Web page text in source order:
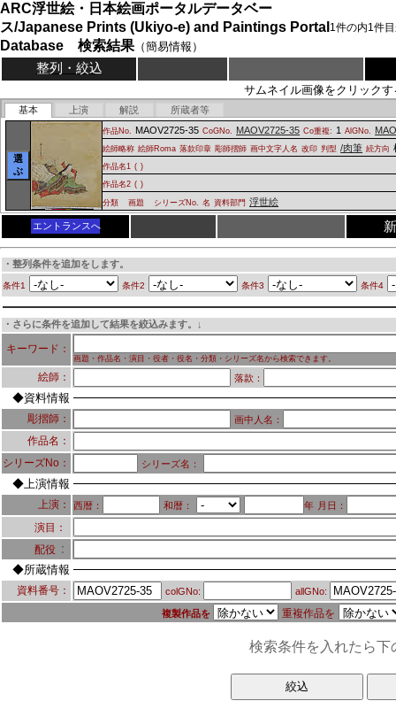
ARC浮世絵・日本絵画ポータルデータベー
ス/Japanese Prints (Ukiyo-e) and Paintings Portal
Database 検索結果（簡易情報）
1件の内1件
整列・絞込
サムネイル画像をクリック
基本 上演 解説 所蔵者等
選
ぶ
作品No. MAOV2725-35 CoGNo. MAOV2725-35 Co重複: 1 AlGNo.
絵師略称 絵師Roma 落款印章 彫師摺師 画中文字人名 改印 判型 /肉筆 続方向
作品名1 ( )
作品名2 ( )
分類 画題 シリーズNo. 名 資料部門 浮世絵
エントランスへ
・整列条件を追加をします。
条件1 条件2 条件3 条件4
・さらに条件を追加して結果を絞込みます。↓
キーワード：
画題・作品名・演目・役者・役名・分類・シリーズ名から検索できます。
絵師： 落款：
◆資料情報
彫摺師： 画中人名：
作品名：
シリーズNo：
シリーズ名：
◆上演情報
上演： 西暦： 和暦： 年 月日：
演目：
配役 ：
◆所蔵情報
資料番号： colGNo: allGNo:
複製作品を 重複作品を
検索条件を入れたら